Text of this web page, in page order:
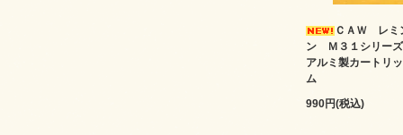
ＣＡＷ レミ
ン Ｍ３１シリ
アルミ製カートリ
ム
990円(税込)